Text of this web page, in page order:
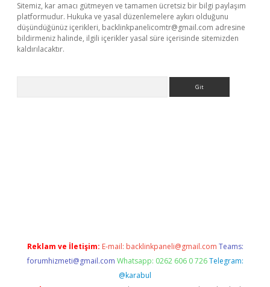
Sitemiz, kar amacı gütmeyen ve tamamen ücretsiz bir bilgi paylaşım
platformudur. Hukuka ve yasal düzenlemelere aykırı olduğunu
düşündüğünüz içerikleri, backlinkpanelicomtr@gmail.com adresine
bildirmeniz halinde, ilgili içerikler yasal süre içerisinde sitemizden
kaldırılacaktır.
Reklam ve İletişim: E-mail: backlinkpaneli@gmail.com Teams:
forumhizmeti@gmail.com Whatsapp: 0262 606 0 726 Telegram:
@karabul